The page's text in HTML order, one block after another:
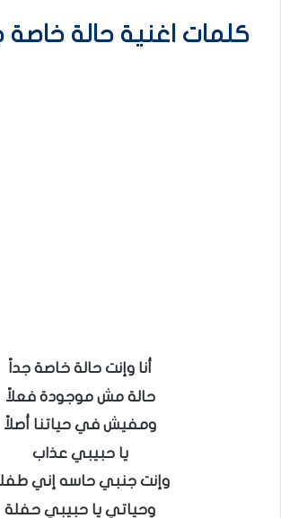
كلمات اغنية حالة خاصة
أنا وإنت حالة خاصة جداً
حالة مش موجودة فعلاً
ومفيش في حياتنا أصلاً
يا حبيبي عذاب
وإنت جنبي حاسه إني
وحياتي يا حبيبي حفلة